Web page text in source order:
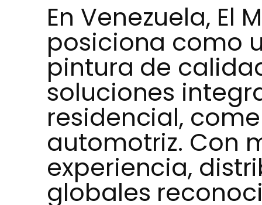
En Venezuela, El
posiciona como
pintura de
soluciones
residencial,
automotriz. Con
experiencia,
globales